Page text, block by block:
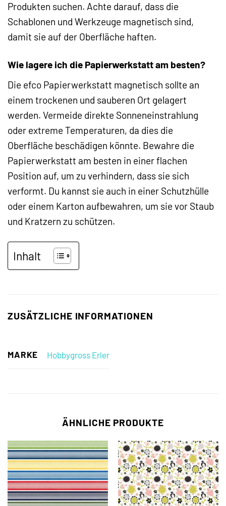
Produkten suchen. Achte darauf, dass die
Schablonen und Werkzeuge magnetisch sind,
damit sie auf der Oberfläche haften.
Wie lagere ich die Papierwerkstatt am besten?
Die efco Papierwerkstatt magnetisch sollte an
einem trockenen und sauberen Ort gelagert
werden. Vermeide direkte Sonneneinstrahlung
oder extreme Temperaturen, da dies die
Oberfläche beschädigen könnte. Bewahre die
Papierwerkstatt am besten in einer flachen
Position auf, um zu verhindern, dass sie sich
verformt. Du kannst sie auch in einer Schutzhülle
oder einem Karton aufbewahren, um sie vor Staub
und Kratzern zu schützen.
Inhalt
ZUSÄTZLICHE INFORMATIONEN
MARKE Hobbygross Erler
ÄHNLICHE PRODUKTE